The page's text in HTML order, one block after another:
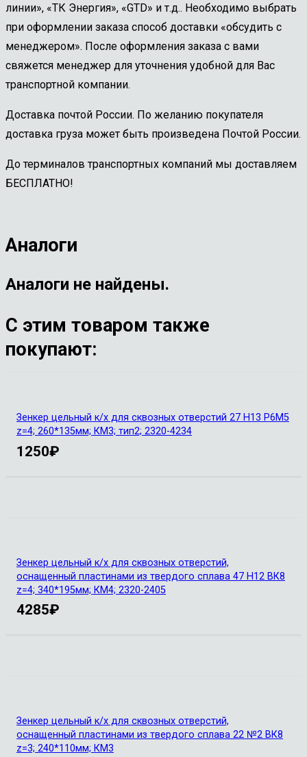
линии», «ТК Энергия», «GTD» и т.д.. Необходимо выбрать
при оформлении заказа способ доставки «обсудить с
менеджером». После оформления заказа с вами
свяжется менеджер для уточнения удобной для Вас
транспортной компании.
Доставка почтой России. По желанию покупателя
доставка груза может быть произведена Почтой России.
До терминалов транспортных компаний мы доставляем
БЕСПЛАТНО!
Аналоги
Аналоги не найдены.
С этим товаром также
покупают:
Зенкер цельный к/х для сквозных отверстий 27 Н13 Р6М5
z=4; 260*135мм; КМ3; тип2; 2320-4234
1250₽
Зенкер цельный к/х для сквозных отверстий,
оснащенный пластинами из твердого сплава 47 Н12 ВК8
z=4; 340*195мм; КМ4; 2320-2405
4285₽
Зенкер цельный к/х для сквозных отверстий,
оснащенный пластинами из твердого сплава 22 №2 ВК8
z=3; 240*110мм; КМ3